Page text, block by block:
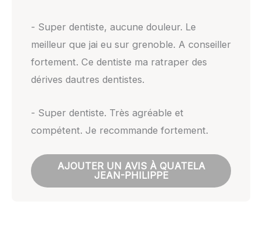
- Super dentiste, aucune douleur. Le
meilleur que jai eu sur grenoble. A conseiller
fortement. Ce dentiste ma ratraper des
dérives dautres dentistes.
- Super dentiste. Très agréable et
compétent. Je recommande fortement.
AJOUTER UN AVIS À QUATELA
JEAN-PHILIPPE